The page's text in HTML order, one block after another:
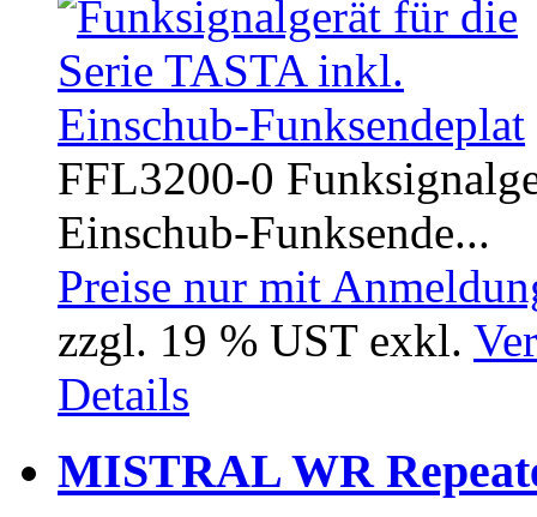
FFL3200-0
Einschub-Funksende...
Preise nur mit
zzgl. 19 % UST exkl.
Details
MISTRAL WR